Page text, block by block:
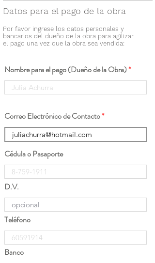
Datos para el pago de la obra
Por favor ingrese los datos personales y
bancarios del dueño de la obra para agilizar
el pago una vez que la obra sea vendida:
Nombre para el pago (Dueño de la Obra)
Correo Electrónico de Contacto
Cédula o Pasaporte
D.V.
Teléfono
Banco